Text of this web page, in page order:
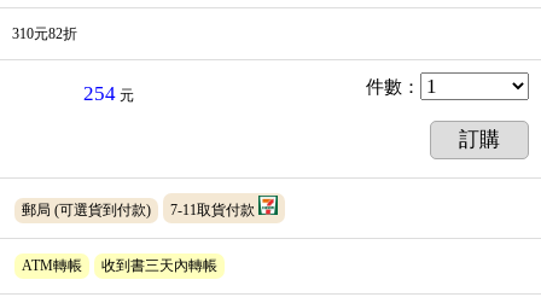
310元82折
254 元 件數 ：
訂購
郵局 (可選貨到付款) 7-11取貨付款
ATM轉帳 收到書三天內轉帳